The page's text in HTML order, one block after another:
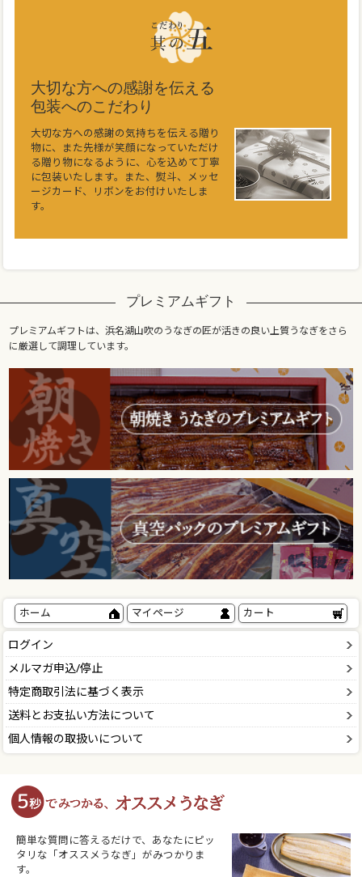
大切な方への感謝を伝える
包装へのこだわり
大切な方への感謝の気持ちを伝える贈り
物に、また先様が笑顔になっていただけ
る贈り物になるように、心を込めて丁寧
に包装いたします。また、熨斗、メッセ
ージカード、リボンをお付けいたしま
す。
プレミアムギフト
プレミアムギフトは、浜名湖山吹のうなぎの匠が活きの良い上質うなぎをさら
に厳選して調理しています。
ホーム マイページ カート
ログイン
メルマガ申込/停止
特定商取引法に基づく表示
送料とお支払い方法について
個人情報の取扱いについて
簡単な質問に答えるだけで、あなたにピッ
タリな「オススメうなぎ」がみつかりま
す。